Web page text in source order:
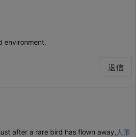
environment.
返信
after a rare bird has flown away,人形